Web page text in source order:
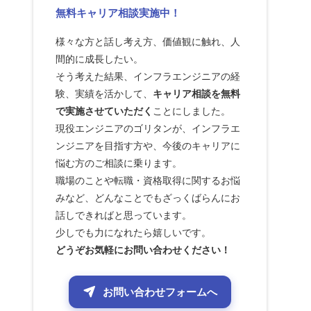
無料キャリア相談実施中！
様々な方と話し考え方、価値観に触れ、人
間的に成長したい。
そう考えた結果、インフラエンジニアの経
験、実績を活かして、 キャリア相談を無料
で実施させていただく ことにしました。
現役エンジニアのゴリタンが、インフラエ
ンジニアを目指す方や、今後のキャリアに
悩む方のご相談に乗ります。
職場のことや転職・資格取得に関するお悩
みなど、どんなことでもざっくばらんにお
話しできればと思っています。
少しでも力になれたら嬉しいです。
どうぞお気軽にお問い合わせください！
お問い合わせフォームへ